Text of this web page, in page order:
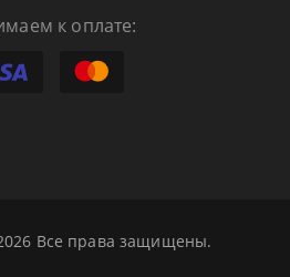
к оплате:
Все права защищены.